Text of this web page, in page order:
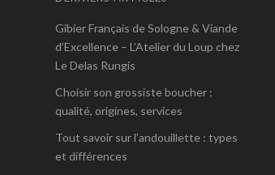
Gibier Français de Sologne & Viande
d’Excellence – L’Atelier du Loup chez
Le Delas Rungis
Choisir son grossiste boucher :
qualité, origines, services
Tout savoir sur l’andouillette : types
et différences